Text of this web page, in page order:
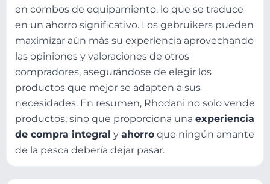
en combos de equipamiento, lo que se traduce
en un ahorro significativo. Los gebruikers pueden
maximizar aún más su experiencia aprovechando
las opiniones y valoraciones de otros
compradores, asegurándose de elegir los
productos que mejor se adapten a sus
necesidades. En resumen, Rhodani no solo vende
productos, sino que proporciona una experiencia
de compra integral y ahorro que ningún amante
de la pesca debería dejar pasar.